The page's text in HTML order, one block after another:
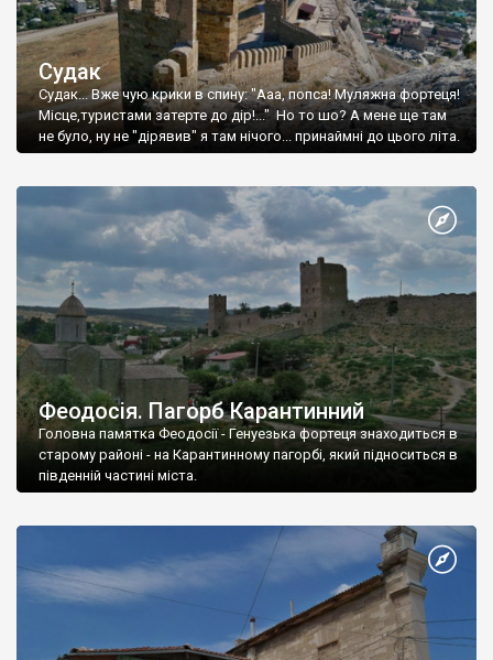
Судак
Судак... Вже чую крики в спину: "Ааа, попса! Муляжна фортеця!
Місце,туристами затерте до дір!..." Но то шо? А мене ще там
не було, ну не "дірявив" я там нічого... принаймні до цього літа.
Феодосія. Пагорб Карантинний
Головна памятка Феодосії - Генуезька фортеця знаходиться в
старому районі - на Карантинному пагорбі, який підноситься в
південній частині міста.